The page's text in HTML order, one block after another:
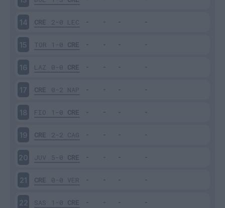
14 CRE 2-0 LEC
15 TOR 1-0 CRE
16 LAZ 0-0 CRE
17 CRE 0-2 NAP
18 FIO 1-0 CRE
19 CRE 2-2 CAG
20 JUV 5-0 CRE
21 CRE 0-0 VER
22 SAS 1-0 CRE